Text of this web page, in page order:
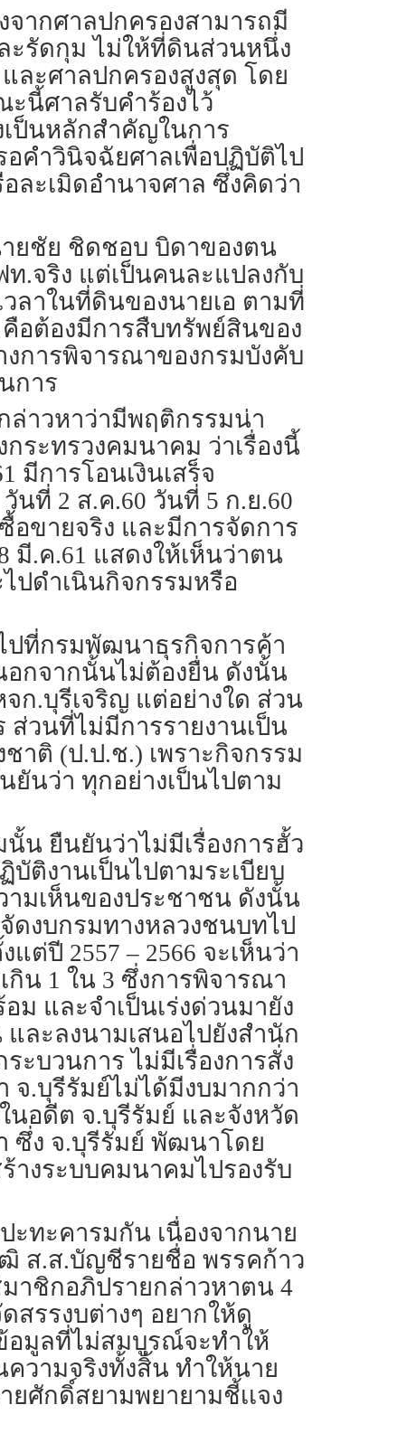
ากศาลปกครองสามารถมี
ะรัดกุม ไม่ให้ที่ดินส่วนหนึ่ง
ละศาลปกครองสูงสุด โดย
นี้ศาลรับคำร้องไว้
ป็นหลักสำคัญในการ
อคำวินิจฉัยศาลเพื่อปฏิบัติไป
ละเมิดอำนาจศาล ซึ่งคิดว่า
ยชัย ชิดชอบ บิดาของตน
ท.จริง แต่เป็นคนละแปลงกับ
ลาในที่ดินของนายเอ ตามที่
อต้องมีการสืบทรัพย์สินของ
งการพิจารณาของกรมบังคับ
การ
ล่าวหาว่ามีพฤติกรรมน่า
ระทรวงคมนาคม ว่าเรื่องนี้
การโอนเงินเสร็จ
นที่ 2 ส.ค.60 วันที่ 5 ก.ย.60
อขายจริง และมีการจัดการ
มี.ค.61 แสดงให้เห็นว่าตน
ปดำเนินกิจกรรมหรือ
ปที่กรมพัฒนาธุรกิจการค้า
กจากนั้นไม่ต้องยื่น ดังนั้น
ก.บุรีเจริญ แต่อย่างใด ส่วน
ส่วนที่ไม่มีการรายงานเป็น
ติ (ป.ป.ช.) เพราะกิจกรรม
นว่า ทุกอย่างเป็นไปตาม
น ยืนยันว่าไม่มีเรื่องการฮั้ว
ติงานเป็นไปตามระเบียบ
มเห็นของประชาชน ดังนั้น
ดงบกรมทางหลวงชนบทไป
ปี 2557 – 2566 จะเห็นว่า
น 1 ใน 3 ซึ่งการพิจารณา
และจำเป็นเร่งด่วนมายัง
ละลงนามเสนอไปยังสำนัก
บวนการ ไม่มีเรื่องการสั่ง
จ.บุรีรัมย์ไม่ได้มีงบมากกว่า
นอดีต จ.บุรีรัมย์ และจังหวัด
ซึ่ง จ.บุรีรัมย์ พัฒนาโดย
างระบบคมนาคมไปรองรับ
ะทะคารมกัน เนื่องจากนาย
ส.ส.บัญชีรายชื่อ พรรคก้าว
าชิกอภิปรายกล่าวหาตน 4
สรรงบต่างๆ อยากให้ดู
อมูลที่ไม่สมบูรณ์จะทำให้
วามจริงทั้งสิ้น ทำให้นาย
ศักดิ์สยามพยายามชี้เเจง